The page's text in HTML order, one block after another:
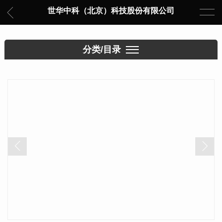
世华中科（北京）科技股份有限公司
分类/目录